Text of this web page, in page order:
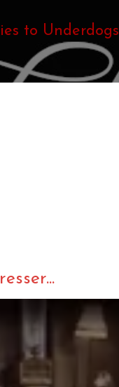
to Underdogs